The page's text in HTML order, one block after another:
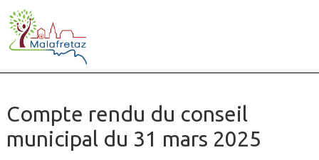
Compte rendu du conseil
municipal du 31 mars 2025